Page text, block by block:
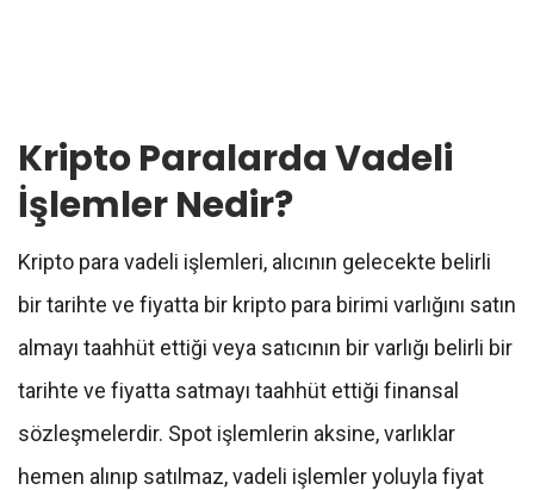
Kripto Paralarda Vadeli
İşlemler Nedir?
Kripto para vadeli işlemleri, alıcının gelecekte belirli
bir tarihte ve fiyatta bir kripto para birimi varlığını satın
almayı taahhüt ettiği veya satıcının bir varlığı belirli bir
tarihte ve fiyatta satmayı taahhüt ettiği finansal
sözleşmelerdir. Spot işlemlerin aksine, varlıklar
hemen alınıp satılmaz, vadeli işlemler yoluyla fiyat